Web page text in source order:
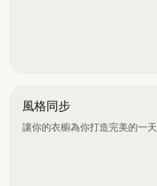
風格同步
讓你的衣櫥為你打造完美的一天